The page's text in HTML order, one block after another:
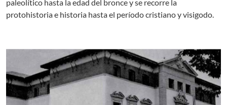
paleolítico hasta la edad del bronce y se recorre la
protohistoria e historia hasta el período cristiano y visigodo.